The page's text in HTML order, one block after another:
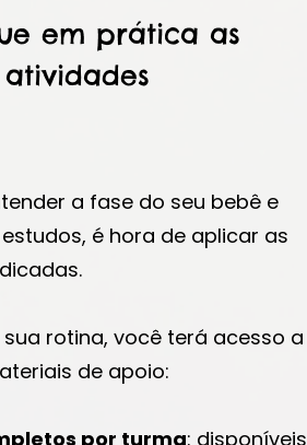
em prática as
atividades
a fase do seu bebê e
é hora de aplicar as
rotina, você terá acesso a
de apoio:
por turma: disponíveis